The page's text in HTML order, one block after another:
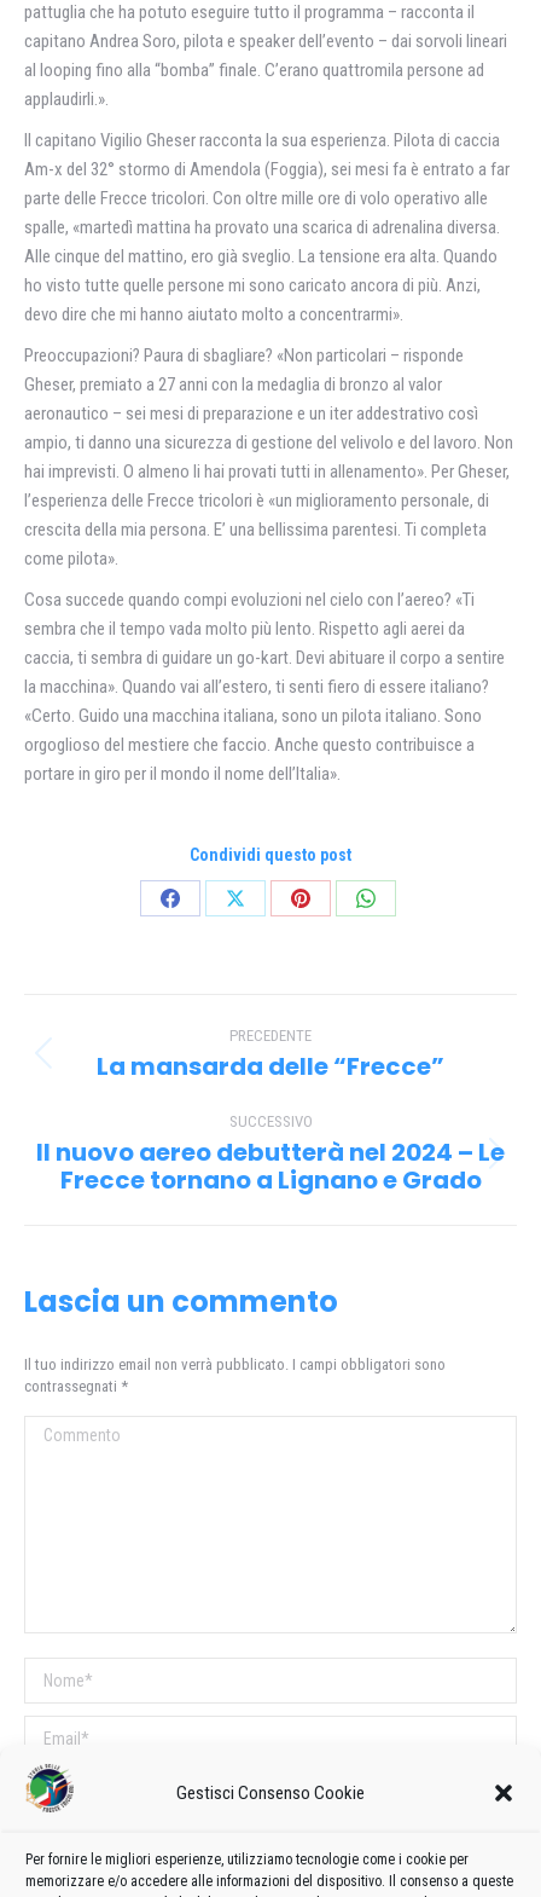
Gestisci Consenso Cookie
Per fornire le migliori esperienze, utilizziamo tecnologie come i cookie per
memorizzare e/o accedere alle informazioni del dispositivo. Il consenso a queste
pattuglia che ha potuto eseguire tutto il programma – racconta il
capitano Andrea Soro, pilota e speaker dell’evento – dai sorvoli lineari
al looping fino alla “bomba” finale. C’erano quattromila persone ad
applaudirli.».
Il capitano Vigilio Gheser racconta la sua esperienza. Pilota di caccia
Am-x del 32° stormo di Amendola (Foggia), sei mesi fa è entrato a far
parte delle Frecce tricolori. Con oltre mille ore di volo operativo alle
spalle, «martedì mattina ha provato una scarica di adrenalina diversa.
Alle cinque del mattino, ero già sveglio. La tensione era alta. Quando
ho visto tutte quelle persone mi sono caricato ancora di più. Anzi,
devo dire che mi hanno aiutato molto a concentrarmi».
Preoccupazioni? Paura di sbagliare? «Non particolari – risponde
Gheser, premiato a 27 anni con la medaglia di bronzo al valor
aeronautico – sei mesi di preparazione e un iter addestrativo così
ampio, ti danno una sicurezza di gestione del velivolo e del lavoro. Non
hai imprevisti. O almeno li hai provati tutti in allenamento». Per Gheser,
l’esperienza delle Frecce tricolori è «un miglioramento personale, di
crescita della mia persona. E’ una bellissima parentesi. Ti completa
come pilota».
Cosa succede quando compi evoluzioni nel cielo con l’aereo? «Ti
sembra che il tempo vada molto più lento. Rispetto agli aerei da
caccia, ti sembra di guidare un go-kart. Devi abituare il corpo a sentire
la macchina». Quando vai all’estero, ti senti fiero di essere italiano?
«Certo. Guido una macchina italiana, sono un pilota italiano. Sono
orgoglioso del mestiere che faccio. Anche questo contribuisce a
portare in giro per il mondo il nome dell’Italia».
Condividi questo post
CondividiCondividiCondividiCondividi
tra
post
PRECEDENTE
Post
La mansarda delle “Frecce”
SUCCESSIVO
Prossimo
post:
Il nuovo aereo debutterà nel 2024 – Le
Frecce tornano a Lignano e Grado
Lascia un commento
Il tuo indirizzo email non verrà pubblicato. I campi obbligatori sono
contrassegnati *
Commento
Nome *
Email *
Sito web
COMMENTI SUL POST